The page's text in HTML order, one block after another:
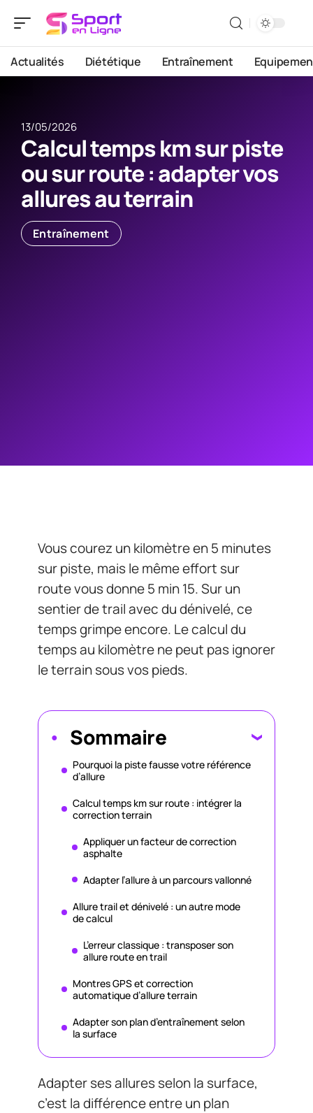
Actualités Diététique Entraînement
13/05/2026
Calcul temps km sur piste
ou sur route : adapter vos
allures au terrain
Entraînement
Vous courez un kilomètre en 5 minutes
sur piste, mais le même effort sur
route vous donne 5 min 15. Sur un
sentier de trail avec du dénivelé, ce
temps grimpe encore. Le calcul du
temps au kilomètre ne peut pas ignorer
le terrain sous vos pieds.
Sommaire
Pourquoi la piste fausse votre référence
d’allure
Calcul temps km sur route : intégrer la
correction terrain
Appliquer un facteur de correction
asphalte
Adapter l’allure à un parcours vallonné
Allure trail et dénivelé : un autre mode
de calcul
L’erreur classique : transposer son
allure route en trail
Montres GPS et correction
automatique d’allure terrain
Adapter son plan d’entraînement selon
la surface
Adapter ses allures selon la surface,
c’est la différence entre un plan